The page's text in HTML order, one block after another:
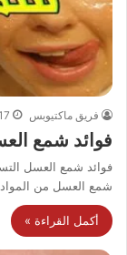
فريق ماكتيوبس
فوائد شمع
فوائد شمع العسل
شمع العسل من المواد
أكمل القراءة »